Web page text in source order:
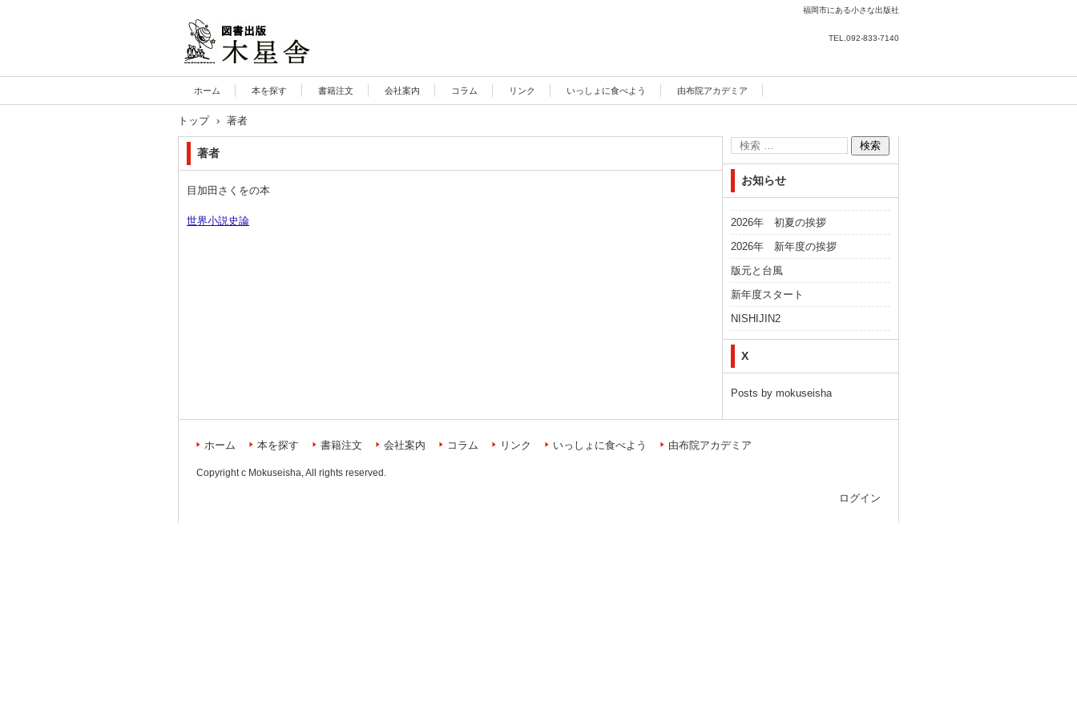
木星舎ホームページ
福岡市にある小さな出版社
TEL. 092-833-7140
ホーム 本を探す 書籍注文 会社案内 コラム リンク いっしょに食べよう 由布院アカデミア
トップ › 著者
著者
目加田さくをの本
世界小説史論
お知らせ
2026年 初夏の挨拶
2026年 新年度の挨拶
版元と台風
新年度スタート
NISHIJIN2
X
Posts by mokuseisha
ホーム 本を探す 書籍注文 会社案内 コラム リンク いっしょに食べよう 由布院アカデミア
Copyright c Mokuseisha, All rights reserved.
ログイン